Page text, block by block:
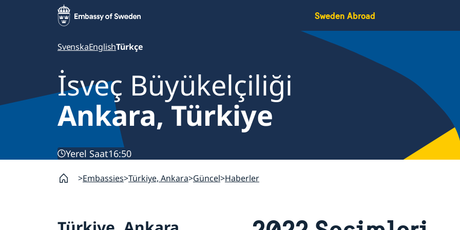
Sweden Abroad
SvenskaEnglishTürkçe
İsveç Büyükelçiliği
Ankara, Türkiye
Yerel Saat16:50
Embassies Türkiye, Ankara Güncel Haberler